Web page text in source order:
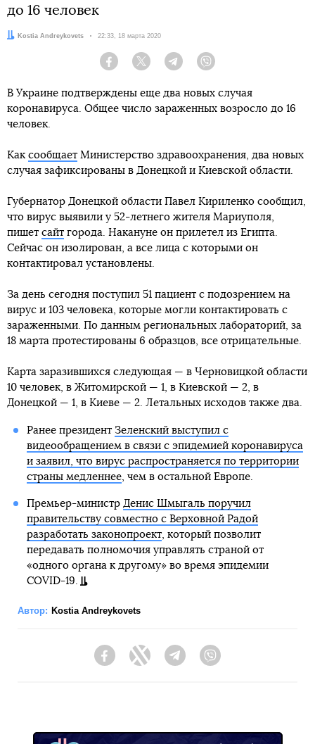
до 16 человек
Автор:Kostia Andreykovets Дата:
22:33, 18 марта 2020
Facebook Twitter Telegram
В Украине подтверждены еще два новых случая
коронавируса. Общее число зараженных возросло до 16
человек.
Как сообщает Министерство здравоохранения, два новых
случая зафиксированы в Донецкой и Киевской области.
Губернатор Донецкой области Павел Кириленко сообщил,
что вирус выявили у 52-летнего жителя Мариуполя,
пишет сайт города. Накануне он прилетел из Египта.
Сейчас он изолирован, а все лица с которыми он
контактировал установлены.
За день сегодня поступил 51 пациент с подозрением на
вирус и 103 человека, которые могли контактировать с
зараженными. По данным региональных лабораторий, за
18 марта протестированы 6 образцов, все отрицательные.
Карта заразившихся следующая — в Черновицкой области
10 человек, в Житомирской — 1, в Киевской — 2, в
Донецкой — 1, в Киеве — 2. Летальных исходов также два.
Ранее президент Зеленский выступил с
видеообращением в связи с эпидемией коронавируса
и заявил, что вирус распространяется по территории
страны медленнее, чем в остальной Европе.
Премьер-министр Денис Шмыгаль поручил
правительству совместно с Верховной Радой
разработать законопроект, который позволит
передавать полномочия управлять страной от
«одного органа к другому» во время эпидемии
COVID-19.
Автор: Kostia Andreykovets
FacebookTwitter Telegram